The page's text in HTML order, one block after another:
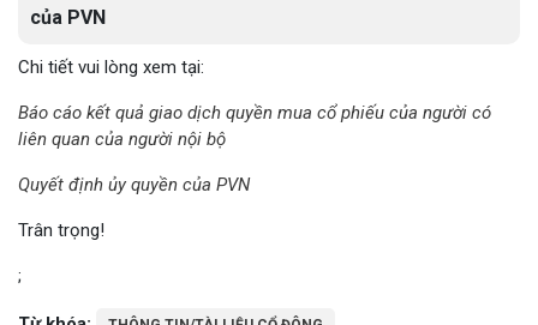
của PVN
Chi tiết vui lòng xem tại:
Báo cáo kết quả giao dịch quyền mua cổ phiếu của người có
liên quan của người nội bộ
Quyết định ủy quyền của PVN
Trân trọng!
;